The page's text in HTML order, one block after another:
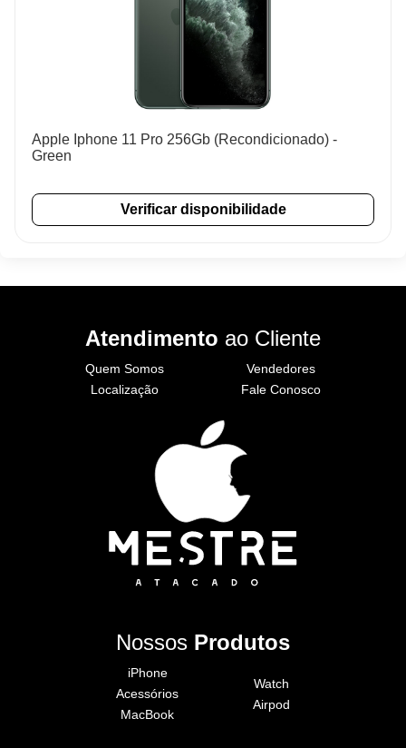
Apple Iphone 11 Pro 256Gb (Recondicionado) -
Green
Verificar disponibilidade
Atendimento ao Cliente
Quem Somos
Localização
Vendedores
Fale Conosco
Nossos Produtos
iPhone
Acessórios
MacBook
Watch
Airpod